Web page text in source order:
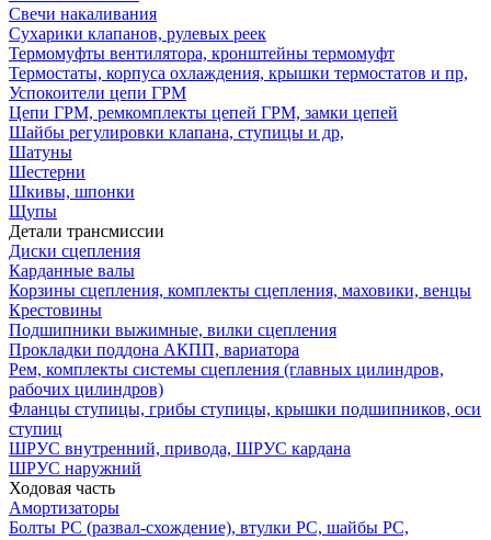
Свечи накаливания
Сухарики клапанов, рулевых реек
Термомуфты вентилятора, кронштейны термомуфт
Термостаты, корпуса охлаждения, крышки термостатов и пр,
Успокоители цепи ГРМ
Цепи ГРМ, ремкомплекты цепей ГРМ, замки цепей
Шайбы регулировки клапана, ступицы и др,
Шатуны
Шестерни
Шкивы, шпонки
Щупы
Детали трансмиссии
Диски сцепления
Карданные валы
Корзины сцепления, комплекты сцепления, маховики, венцы
Крестовины
Подшипники выжимные, вилки сцепления
Прокладки поддона АКПП, вариатора
Рем, комплекты системы сцепления (главных цилиндров,
рабочих цилиндров)
Фланцы ступицы, грибы ступицы, крышки подшипников, оси
ступиц
ШРУС внутренний, привода, ШРУС кардана
ШРУС наружний
Ходовая часть
Амортизаторы
Болты РС (развал-схождение), втулки РС, шайбы РС,